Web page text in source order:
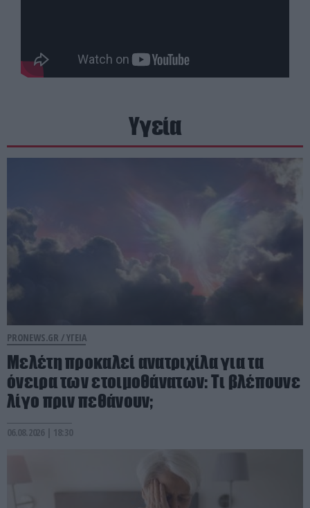
Υγεία
PRONEWS.GR /ΥΓΕΙΑ
Μελέτη προκαλεί ανατριχίλα για τα
όνειρα των ετοιμοθάνατων: Τι βλέπουνε
λίγο πριν πεθάνουν;
06.08.2026 | 18:30